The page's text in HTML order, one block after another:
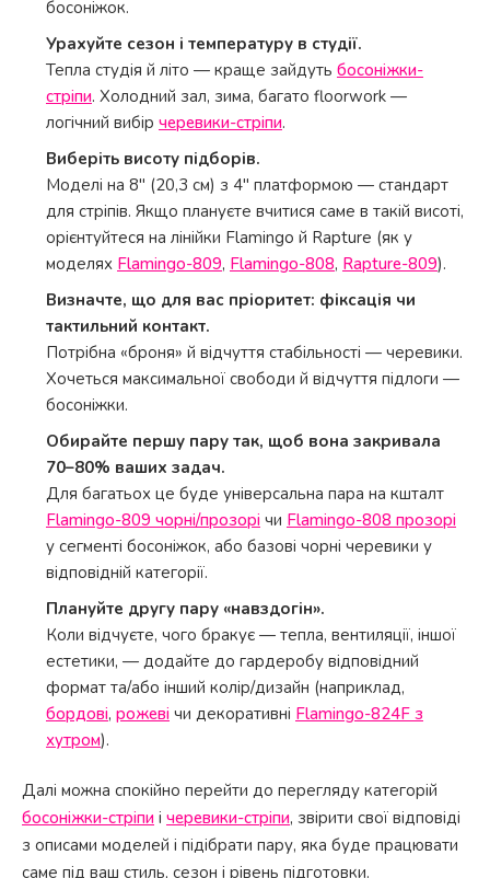
босоніжок.
Урахуйте сезон і температуру в студії.
Тепла студія й літо — краще зайдуть босоніжки-
стріпи. Холодний зал, зима, багато floorwork —
логічний вибір черевики-стріпи.
Виберіть висоту підборів.
Моделі на 8" (20,3 см) з 4" платформою — стандарт
для стріпів. Якщо плануєте вчитися саме в такій висоті,
орієнтуйтеся на лінійки Flamingo й Rapture (як у
моделях Flamingo-809, Flamingo-808, Rapture-809).
Визначте, що для вас пріоритет: фіксація чи
тактильний контакт.
Потрібна «броня» й відчуття стабільності — черевики.
Хочеться максимальної свободи й відчуття підлоги —
босоніжки.
Обирайте першу пару так, щоб вона закривала
70–80% ваших задач.
Для багатьох це буде універсальна пара на кшталт
Flamingo-809 чорні/прозорі чи Flamingo-808 прозорі
у сегменті босоніжок, або базові чорні черевики у
відповідній категорії.
Плануйте другу пару «навздогін».
Коли відчуєте, чого бракує — тепла, вентиляції, іншої
естетики, — додайте до гардеробу відповідний
формат та/або інший колір/дизайн (наприклад,
бордові, рожеві чи декоративні Flamingo-824F з
хутром).
Далі можна спокійно перейти до перегляду категорій
босоніжки-стріпи і черевики-стріпи, звірити свої відповіді
з описами моделей і підібрати пару, яка буде працювати
саме під ваш стиль, сезон і рівень підготовки.